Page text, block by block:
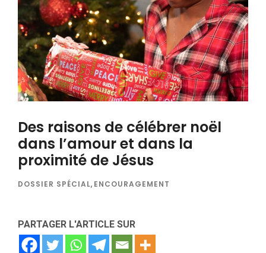
Des raisons de célébrer noël
dans l’amour et dans la
proximité de Jésus
DOSSIER SPÉCIAL, ENCOURAGEMENT
PARTAGER L'ARTICLE SUR